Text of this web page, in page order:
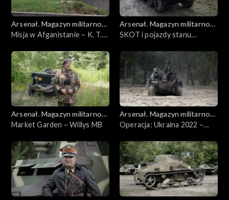
Arsenał. Magazyn militarno-
historyczny
Misja w Afganistanie – K. T.
Arsenał. Magazyn militarno-
historyczny
SKOT i pojazdy stanu
Arsenał. Magazyn militarno-
historyczny
Market Garden – Willys MB
Arsenał. Magazyn militarno-
historyczny
Operacja: Ukraina 2022 –